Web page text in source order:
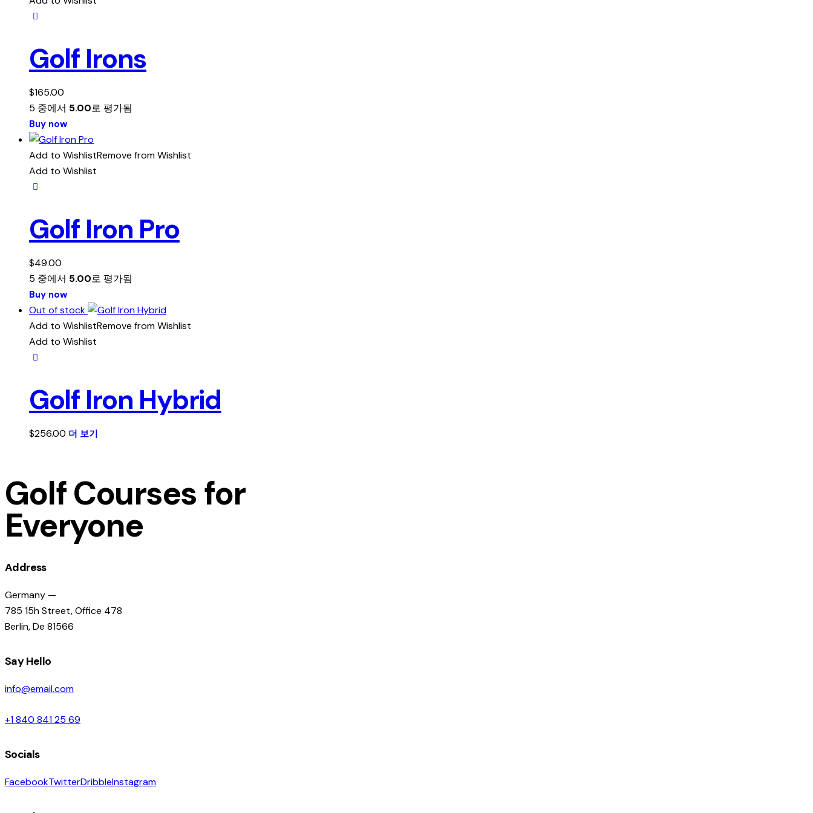
Golf Irons
$165.00
5 중에서 5.00로 평가됨
Buy now
Add to WishlistRemove from Wishlist
Add to Wishlist
Golf Iron Pro
$49.00
5 중에서 5.00로 평가됨
Buy now
Out of stock
Add to WishlistRemove from Wishlist
Add to Wishlist
Golf Iron Hybrid
$256.00 더 보기
Golf Courses for
Everyone
Address
Germany —
785 15h Street, Office 478
Berlin, De 81566
Say Hello
info@email.com
+1 840 841 25 69
Socials
FacebookTwitterDribbleInstagram